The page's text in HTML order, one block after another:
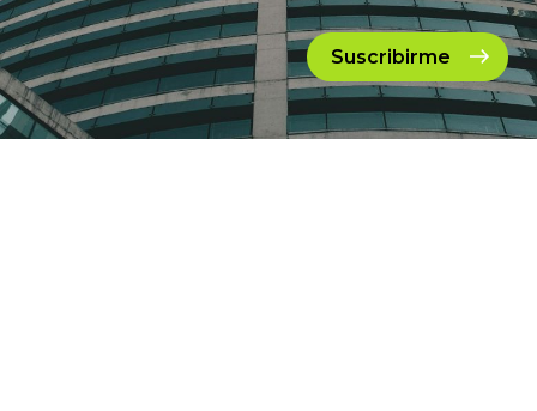
Suscribirme